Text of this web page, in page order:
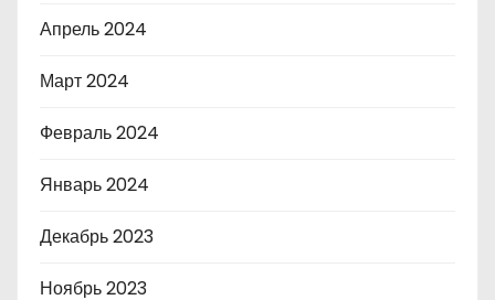
Апрель 2024
Март 2024
Февраль 2024
Январь 2024
Декабрь 2023
Ноябрь 2023